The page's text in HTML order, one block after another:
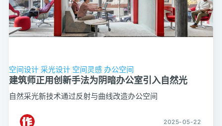
空间设计 采光设计 空间灵感 办公空间
建筑师正用创新手法为阴暗办公室引入自然光
自然采光新技术通过反射与曲线改造办公空间
2025-05-22